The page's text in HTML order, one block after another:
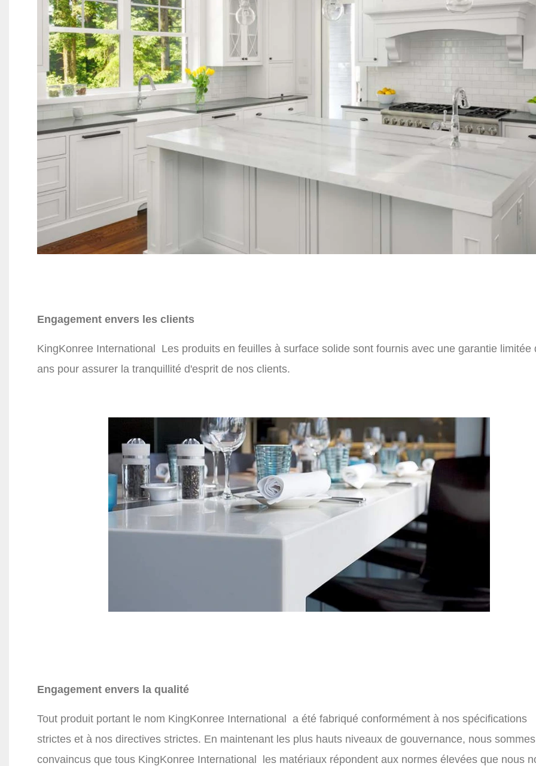
Engagement envers les clients
KingKonree International Les produits en feuilles à surface solide sont fournis avec une garantie limitée
ans pour assurer la tranquillité d'esprit de nos clients.
Engagement envers la qualité
Tout produit portant le nom KingKonree International a été fabriqué conformément à nos spécifications
strictes et à nos directives strictes. En maintenant les plus hauts niveaux de gouvernance, nous sommes
convaincus que tous KingKonree International les matériaux répondent aux normes élevées que nous